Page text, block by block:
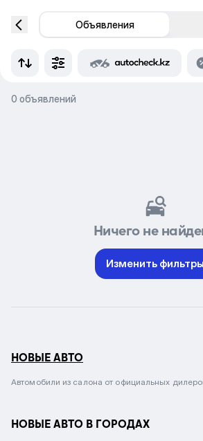
Объявления
0 объявлений
Ничего не
Изменить фильтры
НОВЫЕ АВТО
Автомобили из салона от официальных
НОВЫЕ АВТО В ГОРОДАХ